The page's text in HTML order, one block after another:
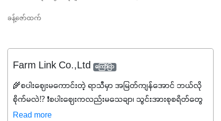
ခန့်ဇော်ထက်
Farm Link Co.,Ltd ကြော်ငြာ
🌾စပါးဈေးမကောင်းတဲ့ ရာသီမှာ အမြတ်ကျန်အောင် ဘယ်လို
စိုက်မလဲ⁉️ ❗စပါးဈေးကလည်းမသေချာ၊ သွင်းအားစုစရိတ်တွေ
ကလည်း တက်နေတဲ့ဒီလိုအချိန်မှာ သွင်းအားစုဖိုးကို လျှော့ချပြီး
Read more